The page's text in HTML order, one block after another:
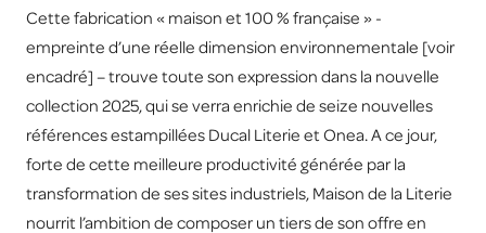
Cette fabrication « maison et 100 % française » -
empreinte d’une réelle dimension environnementale [voir
encadré] – trouve toute son expression dans la nouvelle
collection 2025, qui se verra enrichie de seize nouvelles
références estampillées Ducal Literie et Onea. A ce jour,
forte de cette meilleure productivité générée par la
transformation de ses sites industriels, Maison de la Literie
nourrit l’ambition de composer un tiers de son offre en